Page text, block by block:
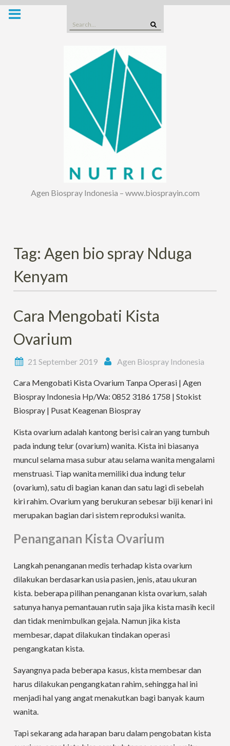
Skip
Search
for:
Agen Biospray Indonesia – www.biosprayin.com
Tag: Agen bio spray Nduga
Kenyam
Cara Mengobati Kista
Ovarium
21 September 2019 Agen Biospray Indonesia
Cara Mengobati Kista Ovarium Tanpa Operasi | Agen
Biospray Indonesia Hp/Wa: 0852 3186 1758 | Stokist
Biospray | Pusat Keagenan Biospray
Kista ovarium adalah kantong berisi cairan yang tumbuh
pada indung telur (ovarium) wanita. Kista ini biasanya
muncul selama masa subur atau selama wanita mengalami
menstruasi. Tiap wanita memiliki dua indung telur
(ovarium), satu di bagian kanan dan satu lagi di sebelah
kiri rahim. Ovarium yang berukuran sebesar biji kenari ini
merupakan bagian dari sistem reproduksi wanita.
Penanganan Kista Ovarium
Langkah penanganan medis terhadap kista ovarium
dilakukan berdasarkan usia pasien, jenis, atau ukuran
kista. beberapa pilihan penanganan kista ovarium, salah
satunya hanya pemantauan rutin saja jika kista masih kecil
dan tidak menimbulkan gejala. Namun jika kista
membesar, dapat dilakukan tindakan operasi
pengangkatan kista.
Sayangnya pada beberapa kasus, kista membesar dan
harus dilakukan pengangkatan rahim, sehingga hal ini
menjadi hal yang angat menakutkan bagi banyak kaum
wanita.
Tapi sekarang ada harapan baru dalam pengobatan kista